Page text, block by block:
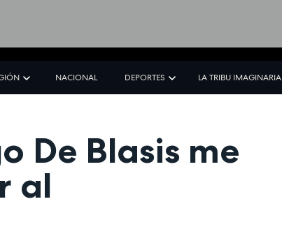
NACIONAL DEPORTES LA TRIBU IMAGINARIA
De Blasis me
al